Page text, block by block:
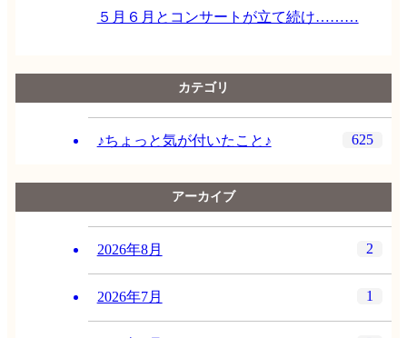
５月６月とコンサートが立て続け………
カテゴリ
♪ちょっと気が付いたこと♪ 625
アーカイブ
2026年8月 2
2026年7月 1